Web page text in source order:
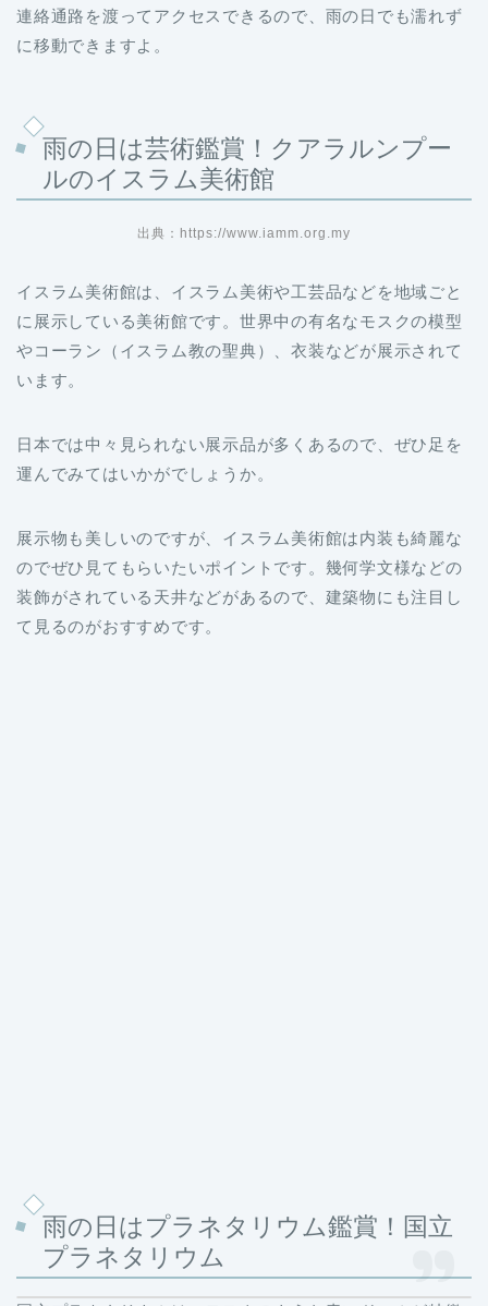
連絡通路を渡ってアクセスできるので、雨の日でも濡れず
に移動できますよ。
雨の日は芸術鑑賞！クアラルンプー
ルのイスラム美術館
出典：https://www.iamm.org.my
イスラム美術館は、イスラム美術や工芸品などを地域ごと
に展示している美術館です。世界中の有名なモスクの模型
やコーラン（イスラム教の聖典）、衣装などが展示されて
います。
日本では中々見られない展示品が多くあるので、ぜひ足を
運んでみてはいかがでしょうか。
展示物も美しいのですが、イスラム美術館は内装も綺麗な
のでぜひ見てもらいたいポイントです。幾何学文様などの
装飾がされている天井などがあるので、建築物にも注目し
て見るのがおすすめです。
雨の日はプラネタリウム鑑賞！国立
プラネタリウム